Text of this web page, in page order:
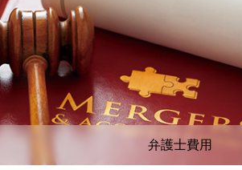
弁護士費用